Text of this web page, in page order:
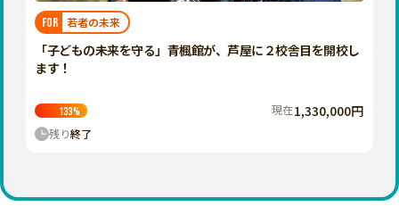
神奈川
石川
福岡 佐賀
宮崎
鹿児島 沖縄
FOR 若者の未来
「子どもの未来を守る」青楓館が、芦屋に２校舎目を開校し
ます！
133% 現在1,330,000円
残り終了